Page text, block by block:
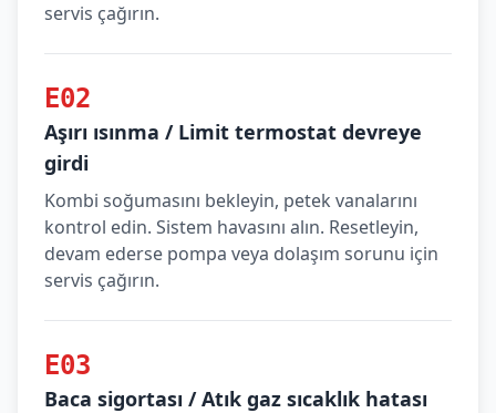
servis çağırın.
E02
Aşırı ısınma / Limit termostat devreye
girdi
Kombi soğumasını bekleyin, petek vanalarını
kontrol edin. Sistem havasını alın. Resetleyin,
devam ederse pompa veya dolaşım sorunu için
servis çağırın.
E03
Baca sigortası / Atık gaz sıcaklık hatası